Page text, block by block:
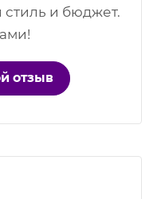
и бюджет.
отзыв